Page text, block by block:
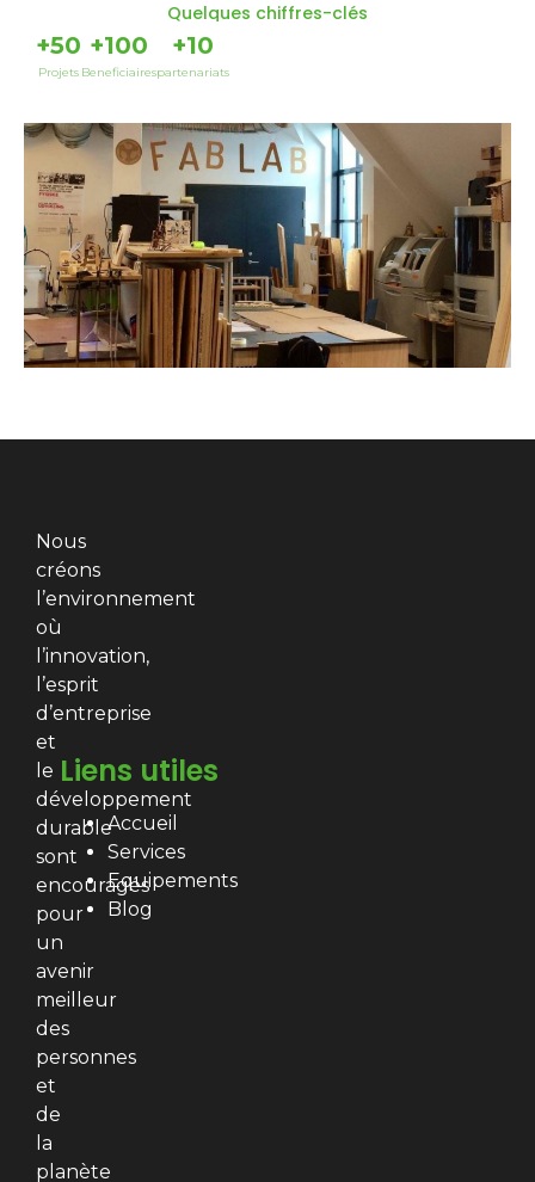
Quelques chiffres-clés
Projets
+50
Beneficiaires
+100
partenariats
+10
Nous
créons
l’environnement
où
l’innovation,
l’esprit
d’entreprise
et
le
développement
durable
sont
encouragés
pour
un
avenir
meilleur
des
personnes
et
de
la
planète
Liens utiles
Accueil
Services
Equipements
Blog